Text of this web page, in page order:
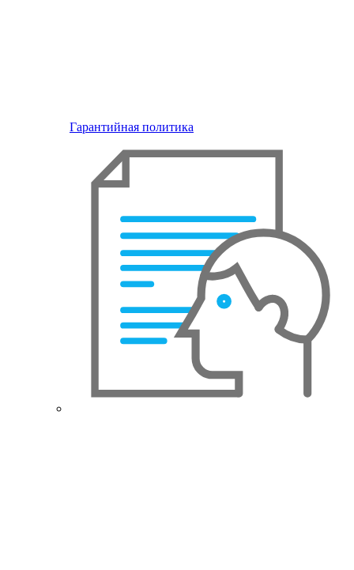
Гарантийная политика